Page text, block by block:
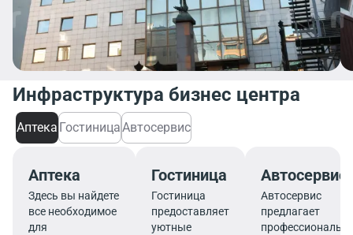
Инфраструктура бизнес центра
Аптека ГостиницаАвтосервис
Аптека
Здесь вы найдете
все необходимое
для
Гостиница
Гостиница
предоставляет
уютные
Автосервис
Автосервис
предлагает